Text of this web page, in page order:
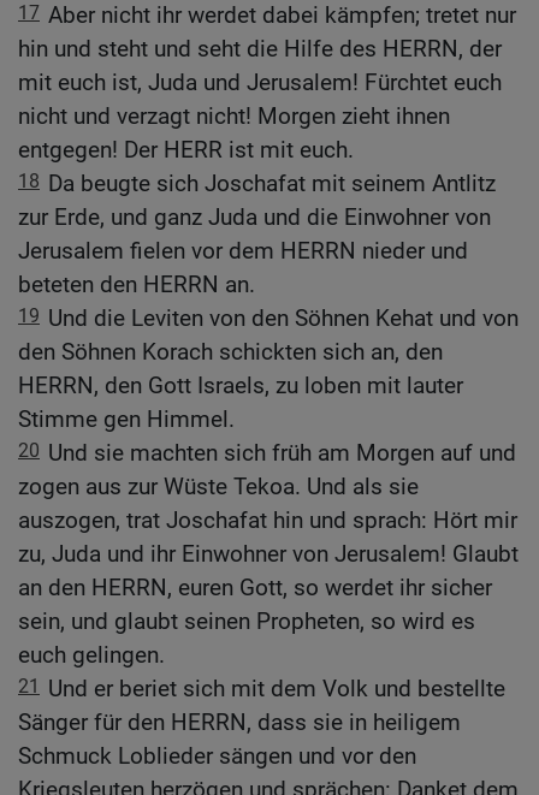
17 Aber nicht ihr werdet dabei kämpfen; tretet nur
hin und steht und seht die Hilfe des HERRN, der
mit euch ist, Juda und Jerusalem! Fürchtet euch
nicht und verzagt nicht! Morgen zieht ihnen
entgegen! Der HERR ist mit euch.
18 Da beugte sich Joschafat mit seinem Antlitz
zur Erde, und ganz Juda und die Einwohner von
Jerusalem fielen vor dem HERRN nieder und
beteten den HERRN an.
19 Und die Leviten von den Söhnen Kehat und von
den Söhnen Korach schickten sich an, den
HERRN, den Gott Israels, zu loben mit lauter
Stimme gen Himmel.
20 Und sie machten sich früh am Morgen auf und
zogen aus zur Wüste Tekoa. Und als sie
auszogen, trat Joschafat hin und sprach: Hört mir
zu, Juda und ihr Einwohner von Jerusalem! Glaubt
an den HERRN, euren Gott, so werdet ihr sicher
sein, und glaubt seinen Propheten, so wird es
euch gelingen.
21
Und er beriet sich mit dem Volk und bestellte
Sänger für den HERRN, dass sie in heiligem
Schmuck Loblieder sängen und vor den